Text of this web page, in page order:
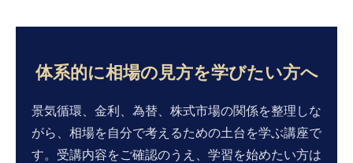
体系的に相場の見方を学びたい方へ
景気循環、金利、為替、株式市場の関係を整理しな
がら、相場を自分で考えるための土台を学ぶ講座で
す。受講内容をご確認のうえ、学習を始めたい方は